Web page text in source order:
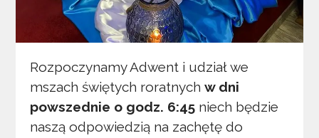
Rozpoczynamy Adwent i udział we
mszach świętych roratnychw dni
powszednie o godz. 6:45 niech będzie
naszą odpowiedzią na zachętę do